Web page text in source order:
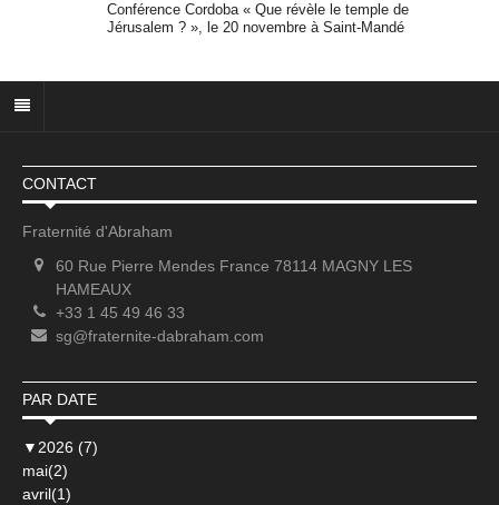
Conférence Cordoba « Que révèle le temple de
Jérusalem ? », le 20 novembre à Saint-Mandé
CONTACT
Fraternité d'Abraham
60 Rue Pierre Mendes France 78114 MAGNY LES
HAMEAUX
+33 1 45 49 46 33
sg@fraternite-dabraham.com
PAR DATE
▼ 2026 (7)
mai(2)
avril(1)